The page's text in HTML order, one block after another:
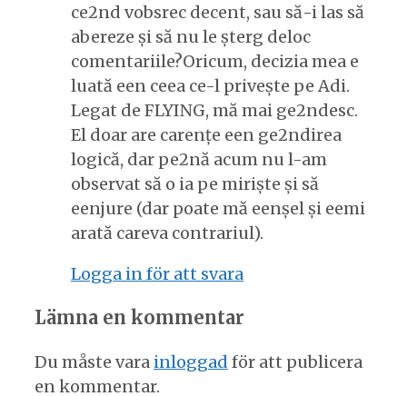
ce2nd vobsrec decent, sau să-i las să
abereze și să nu le șterg deloc
comentariile?Oricum, decizia mea e
luată een ceea ce-l privește pe Adi.
Legat de FLYING, mă mai ge2ndesc.
El doar are carențe een ge2ndirea
logică, dar pe2nă acum nu l-am
observat să o ia pe miriște și să
eenjure (dar poate mă eenșel și eemi
arată careva contrariul).
Logga in för att svara
Lämna en kommentar
Du måste vara inloggad för att publicera
en kommentar.